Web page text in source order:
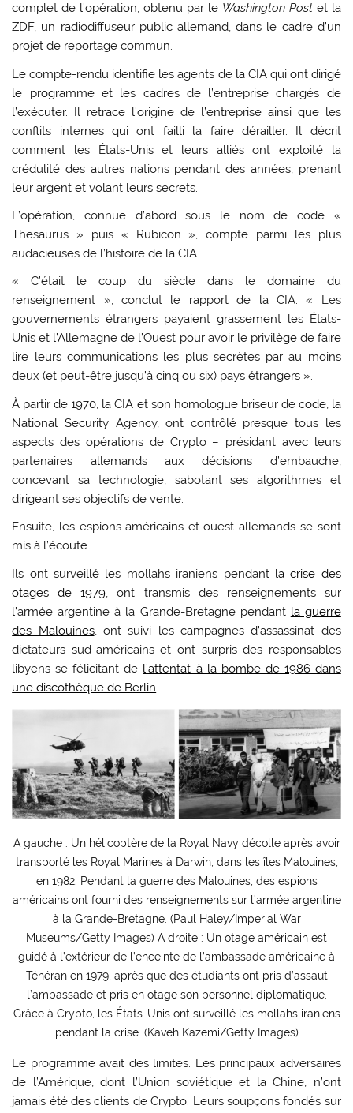
complet de l’opération, obtenu par le Washington Postet la
ZDF, un radiodiffuseur public allemand, dans le cadre d’un
projet de reportage commun.
Le compte-rendu identifie les agents de la CIA qui ont dirigé
le programme et les cadres de l’entreprise chargés de
l’exécuter. Il retrace l’origine de l’entreprise ainsi que les
conflits internes qui ont failli la faire dérailler. Il décrit
comment les États-Unis et leurs alliés ont exploité la
crédulité des autres nations pendant des années, prenant
leur argent et volant leurs secrets.
L’opération, connue d’abord sous le nom de code «
Thesaurus » puis « Rubicon », compte parmi les plus
audacieuses de l’histoire de la CIA.
« C’était le coup du siècle dans le domaine du
renseignement », conclut le rapport de la CIA. « Les
gouvernements étrangers payaient grassement les États-
Unis et l’Allemagne de l’Ouest pour avoir le privilège de faire
lire leurs communications les plus secrètes par au moins
deux (et peut-être jusqu’à cinq ou six) pays étrangers ».
À partir de 1970, la CIA et son homologue briseur de code, la
National Security Agency, ont contrôlé presque tous les
aspects des opérations de Crypto – présidant avec leurs
partenaires allemands aux décisions d’embauche,
concevant sa technologie, sabotant ses algorithmes et
dirigeant ses objectifs de vente.
Ensuite, les espions américains et ouest-allemands se sont
mis à l’écoute.
Ils ont surveillé les mollahs iraniens pendant la crise des
otages de 1979, ont transmis des renseignements sur
l’armée argentine à la Grande-Bretagne pendant la guerre
des Malouines, ont suivi les campagnes d’assassinat des
dictateurs sud-américains et ont surpris des responsables
libyens se félicitant de l’attentat à la bombe de 1986 dans
une discothèque de Berlin.
A gauche : Un hélicoptère de la Royal Navy décolle après avoir
transporté les Royal Marines à Darwin, dans les îles Malouines,
en 1982. Pendant la guerre des Malouines, des espions
américains ont fourni des renseignements sur l’armée argentine
à la Grande-Bretagne. (Paul Haley/Imperial War
Museums/Getty Images) A droite : Un otage américain est
guidé à l’extérieur de l’enceinte de l’ambassade américaine à
Téhéran en 1979, après que des étudiants ont pris d’assaut
l’ambassade et pris en otage son personnel diplomatique.
Grâce à Crypto, les États-Unis ont surveillé les mollahs iraniens
pendant la crise. (Kaveh Kazemi/Getty Images)
Le programme avait des limites. Les principaux adversaires
de l’Amérique, dont l’Union soviétique et la Chine, n’ont
jamais été des clients de Crypto. Leurs soupçons fondés sur